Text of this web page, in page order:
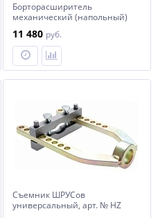
Борторасширитель
механический (напольный)
HZ 08.402W
11 480 руб.
Съемник ШРУСов
универсальный, арт. № HZ